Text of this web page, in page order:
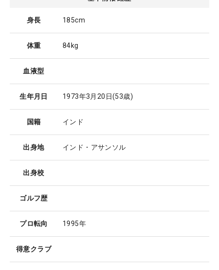
身長 185cm
体重 84kg
血液型
生年月日 1973年3月20日(53歳)
国籍 インド
出身地 インド・アサンソル
出身校
ゴルフ歴
プロ転向 1995年
得意クラブ